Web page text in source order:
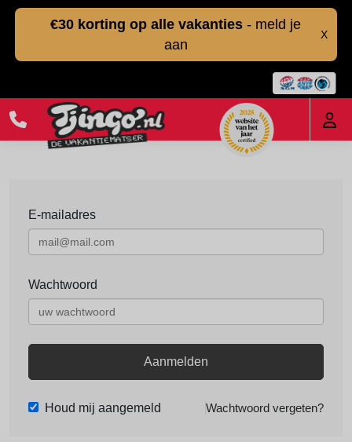
€30 korting op alle vakanties - meld je
aan
X
E-mailadres
Wachtwoord
Aanmelden
Houd mij aangemeld Wachtwoord vergeten?